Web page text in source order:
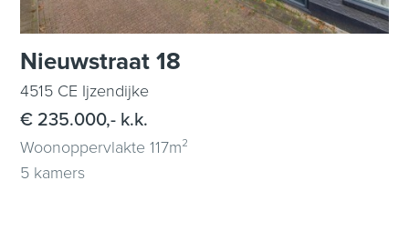
Nieuwstraat 18
4515 CE Ijzendijke
€ 235.000,- k.k.
Woonoppervlakte 117m²
5 kamers